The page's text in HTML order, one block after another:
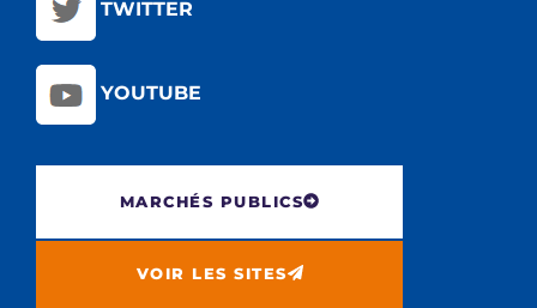
TWITTER
YOUTUBE
MARCHÉS PUBLICS
VOIR LES SITES